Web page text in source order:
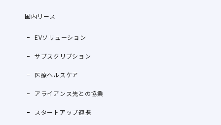
国内リース
EVソリューション
サブスクリプション
医療ヘルスケア
アライアンス先との協業
スタートアップ連携